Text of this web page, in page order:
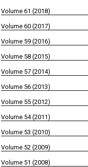
Volume 61 (2018)
Volume 60 (2017)
Volume 59 (2016)
Volume 58 (2015)
Volume 57 (2014)
Volume 56 (2013)
Volume 55 (2012)
Volume 54 (2011)
Volume 53 (2010)
Volume 52 (2009)
Volume 51 (2008)